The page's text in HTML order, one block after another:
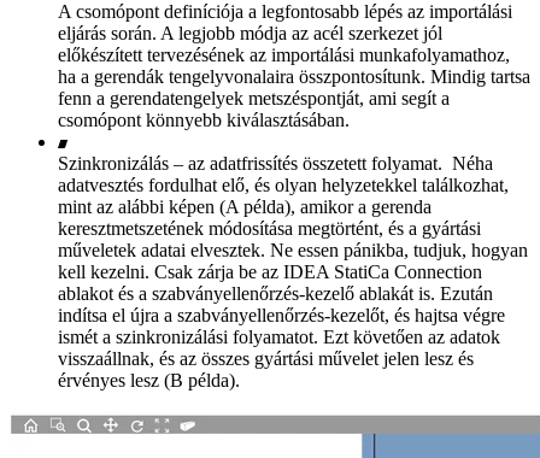
A csomópont definíciója a legfontosabb lépés az importálási
eljárás során. A legjobb módja az acél szerkezet jól
előkészített tervezésének az importálási munkafolyamathoz,
ha a gerendák tengelyvonalaira összpontosítunk. Mindig tartsa
fenn a gerendatengelyek metszéspontját, ami segít a
csomópont könnyebb kiválasztásában.
Szinkronizálás – az adatfrissítés összetett folyamat. Néha
adatvesztés fordulhat elő, és olyan helyzetekkel találkozhat,
mint az alábbi képen (A példa), amikor a gerenda
keresztmetszetének módosítása megtörtént, és a gyártási
műveletek adatai elvesztek. Ne essen pánikba, tudjuk, hogyan
kell kezelni. Csak zárja be az IDEA StatiCa Connection
ablakot és a szabványellenőrzés-kezelő ablakát is. Ezután
indítsa el újra a szabványellenőrzés-kezelőt, és hajtsa végre
ismét a szinkronizálási folyamatot. Ezt követően az adatok
visszaállnak, és az összes gyártási művelet jelen lesz és
érvényes lesz (B példa).